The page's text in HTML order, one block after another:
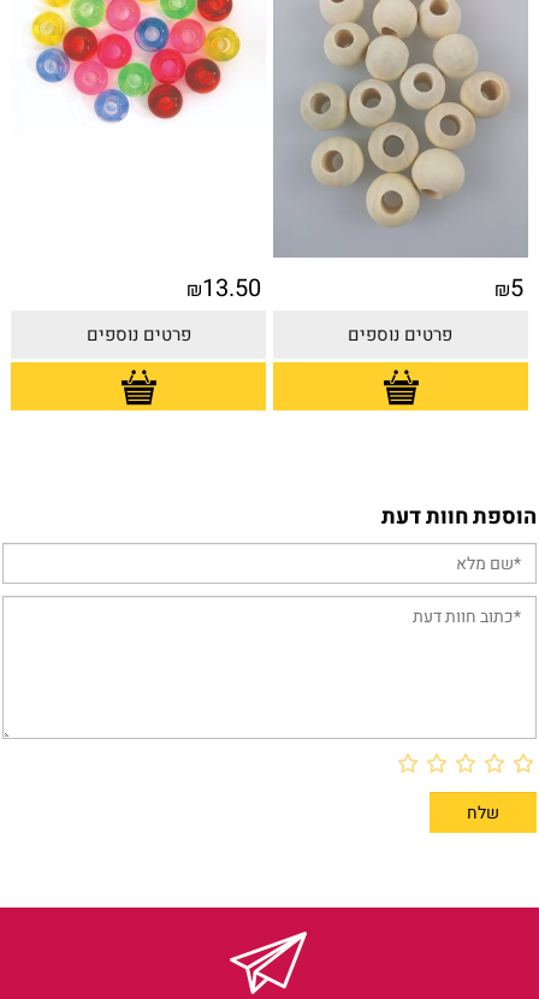
₪5
פרטים נוספים
₪13.50
פרטים נוספים
הוספת חוות דעת